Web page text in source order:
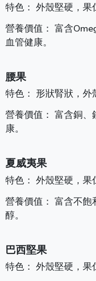
特色： 外殼堅硬，果
營養價值： 富含
血管健康。
腰果
特色： 形狀腎狀，外
營養價值： 富含銅
康。
夏威夷果
特色： 外殼堅硬，果
營養價值： 富含不
醇。
巴西堅果
特色： 外殼堅硬，果